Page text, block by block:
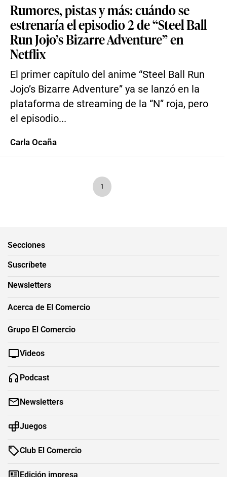
Rumores, pistas y más: cuándo se
estrenaría el episodio 2 de “Steel Ball
Run Jojo’s Bizarre Adventure” en
Netflix
El primer capítulo del anime “Steel Ball Run
Jojo’s Bizarre Adventure” ya se lanzó en la
plataforma de streaming de la “N” roja, pero
el episodio...
Carla Ocaña
1
Secciones
Suscríbete
Newsletters
Acerca de El Comercio
Grupo El Comercio
Videos
Podcast
Newsletters
Juegos
Club El Comercio
Edición impresa